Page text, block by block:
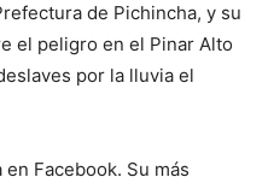
de Pichincha, y su
el peligro en el Pinar Alto
por la lluvia el
Facebook. Su más